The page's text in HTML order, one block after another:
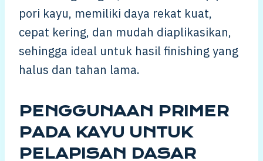
pori kayu, memiliki daya rekat kuat,
cepat kering, dan mudah diaplikasikan,
sehingga ideal untuk hasil finishing yang
halus dan tahan lama.
PENGGUNAAN PRIMER
PADA KAYU UNTUK
PELAPISAN DASAR